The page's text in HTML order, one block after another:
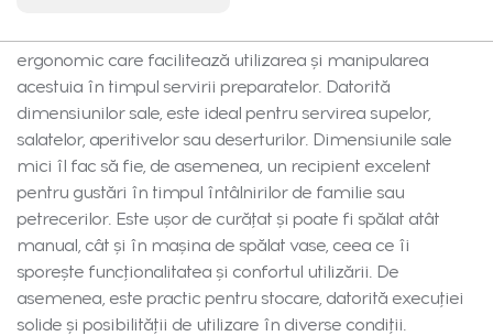
ergonomic care facilitează utilizarea și manipularea
acestuia în timpul servirii preparatelor. Datorită
dimensiunilor sale, este ideal pentru servirea supelor,
salatelor, aperitivelor sau deserturilor. Dimensiunile sale
mici îl fac să fie, de asemenea, un recipient excelent
pentru gustări în timpul întâlnirilor de familie sau
petrecerilor. Este ușor de curățat și poate fi spălat atât
manual, cât și în mașina de spălat vase, ceea ce îi
sporește funcționalitatea și confortul utilizării. De
asemenea, este practic pentru stocare, datorită execuției
solide și posibilității de utilizare în diverse condiții.